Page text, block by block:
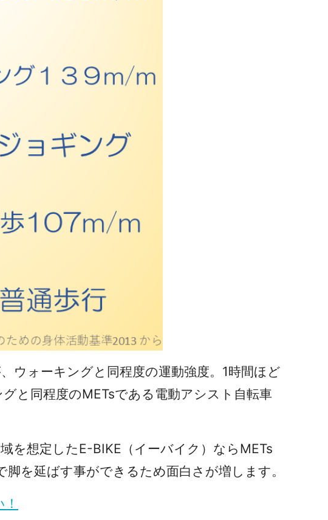
ウォーキングと同程度の運動強度。1時間ほど
と同程度のMETsである電動アシスト自転車
を想定したE-BIKE（イーバイク）ならMETs
を延ばす事ができるため面白さが増します。